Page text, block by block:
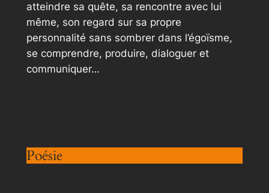
atteindre sa quête, sa rencontre avec lui
même, son regard sur sa propre
personnalité sans sombrer dans l’égoïsme,
se comprendre, produire, dialoguer et
communiquer…
Poésie